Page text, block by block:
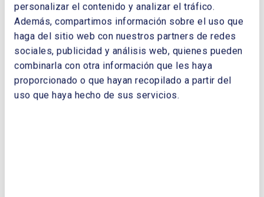
personalizar el contenido y analizar el tráfico.
Además, compartimos información sobre el uso que
haga del sitio web con nuestros partners de redes
sociales, publicidad y análisis web, quienes pueden
combinarla con otra información que les haya
proporcionado o que hayan recopilado a partir del
uso que haya hecho de sus servicios.
Uno de los debates centrales giró en torno a
la fiscalidad y la importancia de señales
claras para acelerar el desarrollo de la
electrificación y que España pueda ser más
competitiva y atraer inversión. Solicitaron un
marco estable y predecible, y una
planificación más ágil y flexible, adaptada a